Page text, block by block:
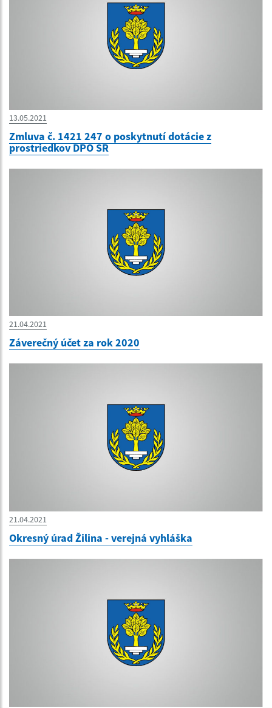
13.05.2021
Zmluva č. 1421 247 o poskytnutí dotácie z
prostriedkov DPO SR
21.04.2021
Záverečný účet za rok 2020
21.04.2021
Okresný úrad Žilina - verejná vyhláška